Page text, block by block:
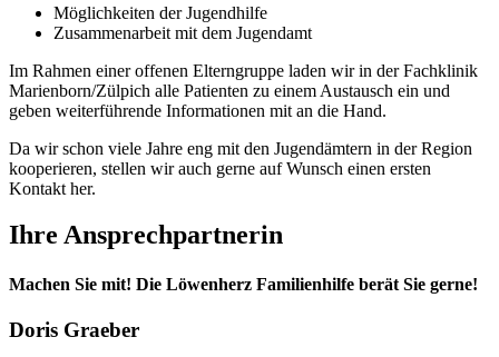
Möglichkeiten der Jugendhilfe
Zusammenarbeit mit dem Jugendamt
Im Rahmen einer offenen Elterngruppe laden wir in der Fachklinik
Marienborn/Zülpich alle Patienten zu einem Austausch ein und
geben weiterführende Informationen mit an die Hand.
Da wir schon viele Jahre eng mit den Jugendämtern in der Region
kooperieren, stellen wir auch gerne auf Wunsch einen ersten
Kontakt her.
Ihre Ansprechpartnerin
Machen Sie mit! Die Löwenherz Familienhilfe berät Sie gerne!
Doris Graeber